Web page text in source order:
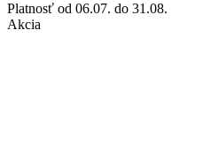
Platnosť od 06.07. do 31.08.
Akcia